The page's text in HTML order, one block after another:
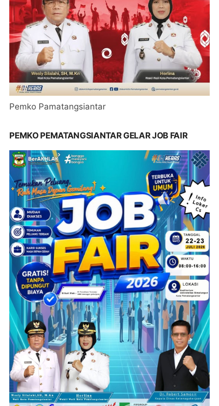
Pemko Pamatangsiantar
PEMKO PEMATANGSIANTAR GELAR JOB FAIR